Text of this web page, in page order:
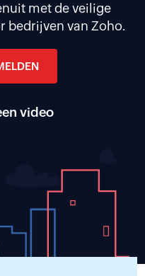
met de veilige
bedrijven van Zoho.
video